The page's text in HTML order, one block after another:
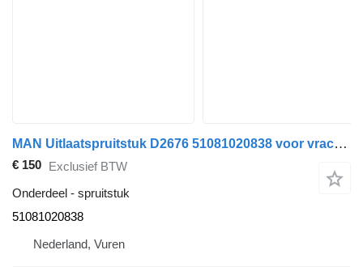
MAN Uitlaatspruitstuk D2676 51081020838 voor vrachtwagen
€ 150 Exclusief BTW
Onderdeel - spruitstuk
51081020838
Nederland, Vuren